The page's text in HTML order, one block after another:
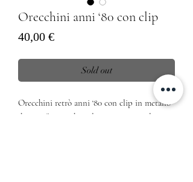
Orecchini anni ‘80 con clip
40,00 €Prezzo
Sold out
Orecchini retrò anni ‘80 con clip in metallo
dorato. Strass ed applicazioni in sottile